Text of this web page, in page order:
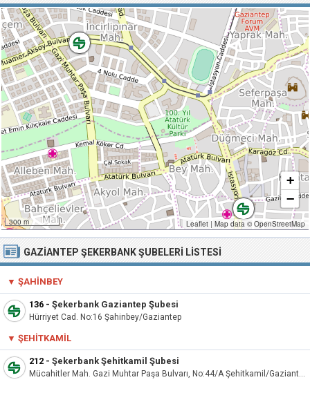
300 m
+
−
Leaflet | Map data ©OpenStreetMap
GAZIANTEP ŞEKERBANK ŞUBELERI LISTESI
▼ ŞAHINBEY
136 - Şekerbank Gaziantep Şubesi
Hürriyet Cad. No:16 Şahinbey/Gaziantep
▼ ŞEHITKAMIL
212 - Şekerbank Şehitkamil Şubesi
Mücahitler Mah. Gazi Muhtar Paşa Bulvarı, No:44/A Şehitkamil/Gaziantep